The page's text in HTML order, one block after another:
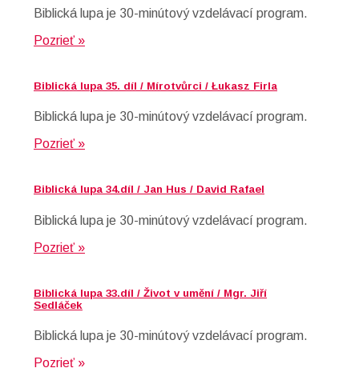
Biblická lupa je 30-minútový vzdelávací program.
Pozrieť »
Biblická lupa 35. díl / Mírotvůrci / Łukasz Firla
Biblická lupa je 30-minútový vzdelávací program.
Pozrieť »
Biblická lupa 34.díl / Jan Hus / David Rafael
Biblická lupa je 30-minútový vzdelávací program.
Pozrieť »
Biblická lupa 33.díl / Život v umění / Mgr. Jiří
Sedláček
Biblická lupa je 30-minútový vzdelávací program.
Pozrieť »